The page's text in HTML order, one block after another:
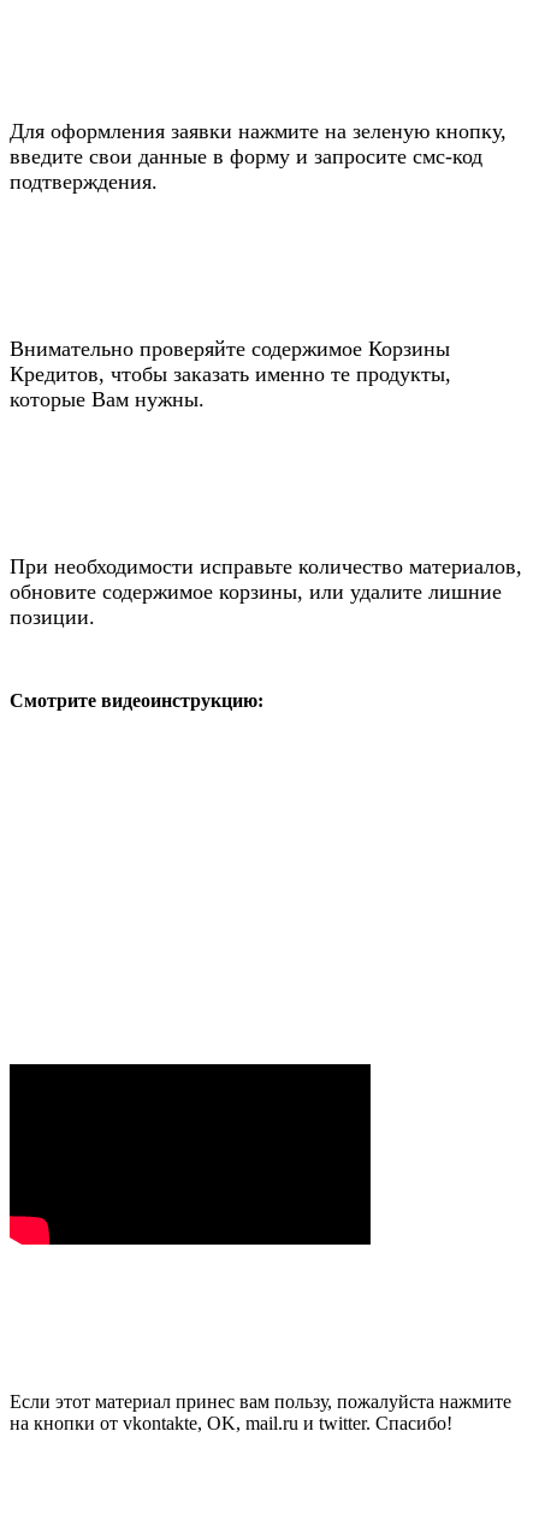
Для оформления заявки нажмите на зеленую кнопку,
введите свои данные в форму и запросите смс-код
подтверждения.
Внимательно проверяйте содержимое Корзины
Кредитов, чтобы заказать именно те продукты,
которые Вам нужны.
При необходимости исправьте количество материалов,
обновите содержимое корзины, или удалите лишние
позиции.
Смотрите видеоинструкцию:
Если этот материал принес вам пользу, пожалуйста нажмите
на кнопки от vkontakte, OK, mail.ru и twitter. Спасибо!